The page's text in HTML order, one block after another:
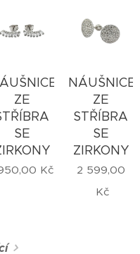
ZE
SE
Kč
NÁUŠNICE
ZE
STŘÍBRA
SE
ZIRKONY
2 599,00
Kč